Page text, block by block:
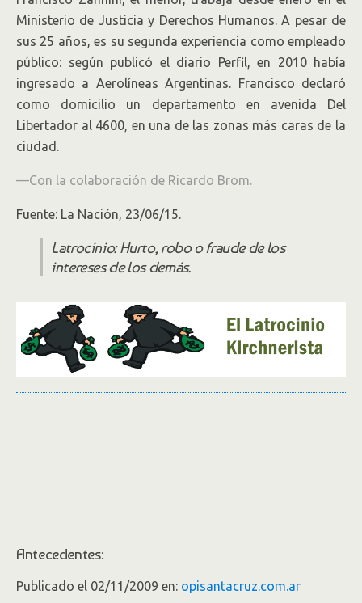
Ministerio de Justicia y Derechos Humanos. A pesar de
sus 25 años, es su segunda experiencia como empleado
público: según publicó el diario Perfil, en 2010 había
ingresado a Aerolíneas Argentinas. Francisco declaró
como domicilio un departamento en avenida Del
Libertador al 4600, en una de las zonas más caras de la
ciudad.
—Con la colaboración de Ricardo Brom.
Fuente: La Nación, 23/06/15.
Latrocinio: Hurto, robo o fraude de los
intereses de los demás.
Antecedentes:
Publicado el 02/11/2009 en: opisantacruz.com.ar